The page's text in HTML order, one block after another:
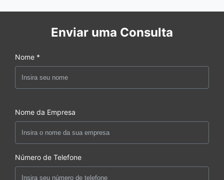
Enviar uma Consulta
Nome *
Nome da Empresa
Número de Telefone